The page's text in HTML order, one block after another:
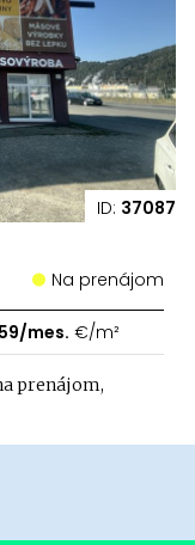
ID: 37087
Na prenájom
mes. €/m²
prenájom,